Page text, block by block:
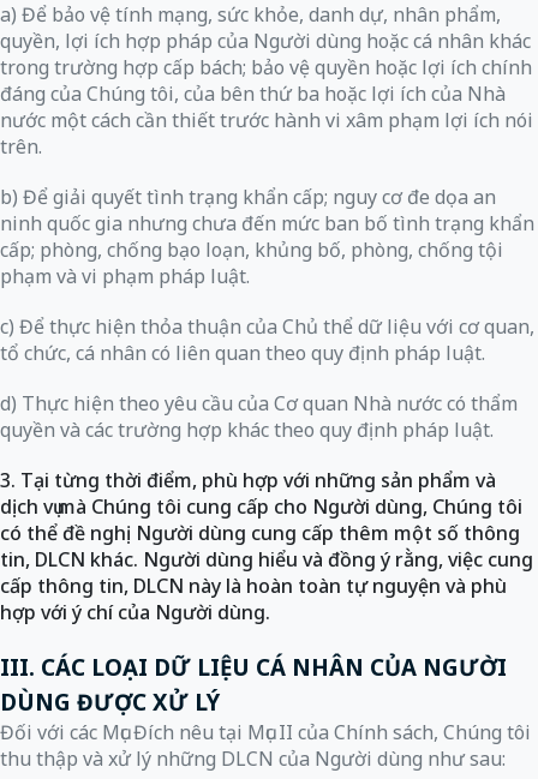
a) Để bảo vệ tính mạng, sức khỏe, danh dự, nhân phẩm,
quyền, lợi ích hợp pháp của Người dùng hoặc cá nhân khác
trong trường hợp cấp bách; bảo vệ quyền hoặc lợi ích chính
đáng của Chúng tôi, của bên thứ ba hoặc lợi ích của Nhà
nước một cách cần thiết trước hành vi xâm phạm lợi ích nói
trên.
b) Để giải quyết tình trạng khẩn cấp; nguy cơ đe dọa an
ninh quốc gia nhưng chưa đến mức ban bố tình trạng khẩn
cấp; phòng, chống bạo loạn, khủng bố, phòng, chống tội
phạm và vi phạm pháp luật.
c) Để thực hiện thỏa thuận của Chủ thể dữ liệu với cơ quan,
tổ chức, cá nhân có liên quan theo quy định pháp luật.
d) Thực hiện theo yêu cầu của Cơ quan Nhà nước có thẩm
quyền và các trường hợp khác theo quy định pháp luật.
3. Tại từng thời điểm, phù hợp với những sản phẩm và
dịch vụ mà Chúng tôi cung cấp cho Người dùng, Chúng tôi
có thể đề nghị Người dùng cung cấp thêm một số thông
tin, DLCN khác. Người dùng hiểu và đồng ý rằng, việc cung
cấp thông tin, DLCN này là hoàn toàn tự nguyện và phù
hợp với ý chí của Người dùng.
III. CÁC LOẠI DỮ LIỆU CÁ NHÂN CỦA NGƯỜI
DÙNG ĐƯỢC XỬ LÝ
Đối với các Mục Đích nêu tại Mục II của Chính sách, Chúng tôi
thu thập và xử lý những DLCN của Người dùng như sau: